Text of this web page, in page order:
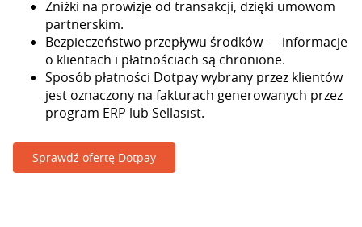
Zniżki na prowizje od transakcji, dzięki umowom
partnerskim.
Bezpieczeństwo przepływu środków — informacje
o klientach i płatnościach są chronione.
Sposób płatności Dotpay wybrany przez klientów
jest oznaczony na fakturach generowanych przez
program ERP lub Sellasist.
Sprawdź ofertę Dotpay